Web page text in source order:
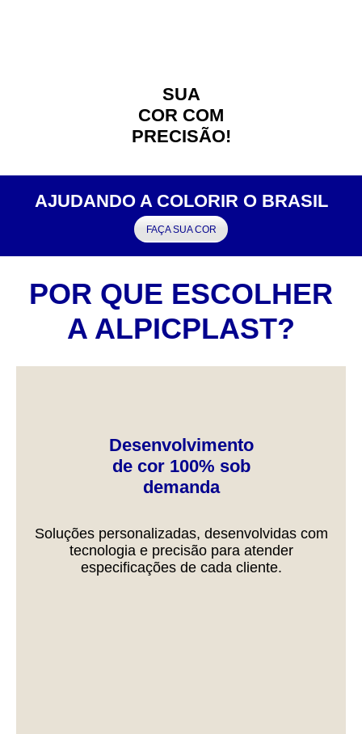
SUA
COR COM
PRECISÃO!
AJUDANDO A COLORIR O BRASIL
FAÇA SUA COR
POR QUE ESCOLHER
A ALPICPLAST?
Desenvolvimento
de cor 100% sob
demanda
Soluções personalizadas, desenvolvidas com
tecnologia e precisão para atender
especificações de cada cliente.